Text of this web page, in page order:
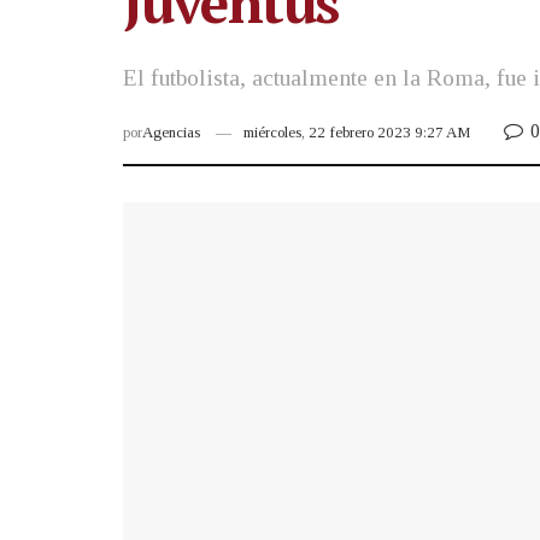
El futbolista, actualmente en la Roma,
porAgencias miércoles, 22 febrero 2023 9:27 AM 0